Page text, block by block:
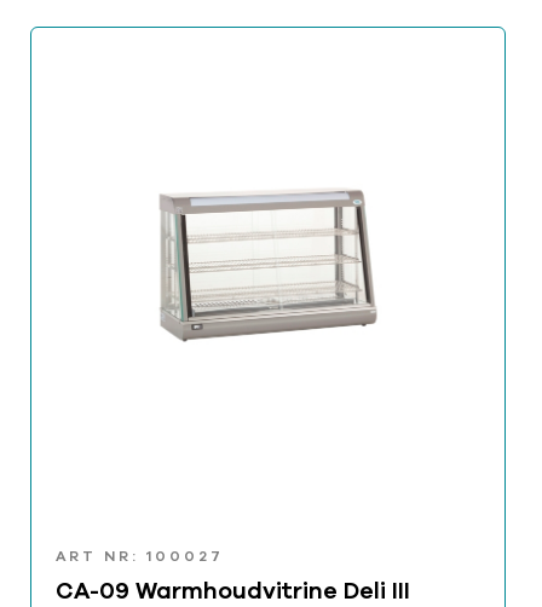
ART NR: 100027
CA-09 Warmhoudvitrine Deli III